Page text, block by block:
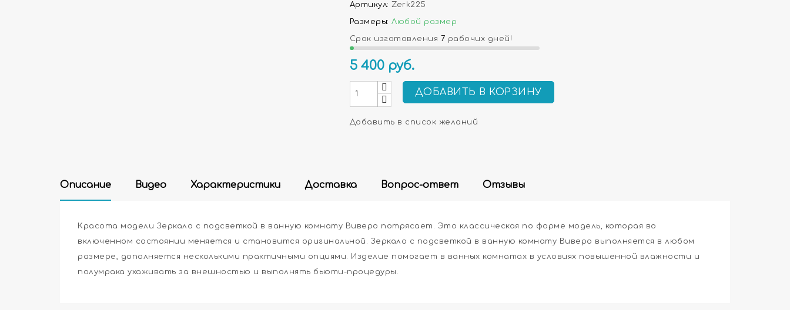
Артикул: Zerk225
Размеры: Любой размер
Срок изготовления 7 рабочих дней!
5 400 руб.
ДОБАВИТЬ В КОРЗИНУ
Добавить в список желаний
Описание Видео Характеристики Доставка Вопрос-ответ Отзывы
Красота модели Зеркало с подсветкой в ванную комнату Виверо потрясает. Это классическая по форме модель, которая во
включенном состоянии меняется и становится оригинальной. Зеркало с подсветкой в ванную комнату Виверо выполняется в любом
размере, дополняется несколькими практичными опциями. Изделие помогает в ванных комнатах в условиях повышенной влажности и
полумрака ухаживать за внешностью и выполнять бьюти-процедуры.